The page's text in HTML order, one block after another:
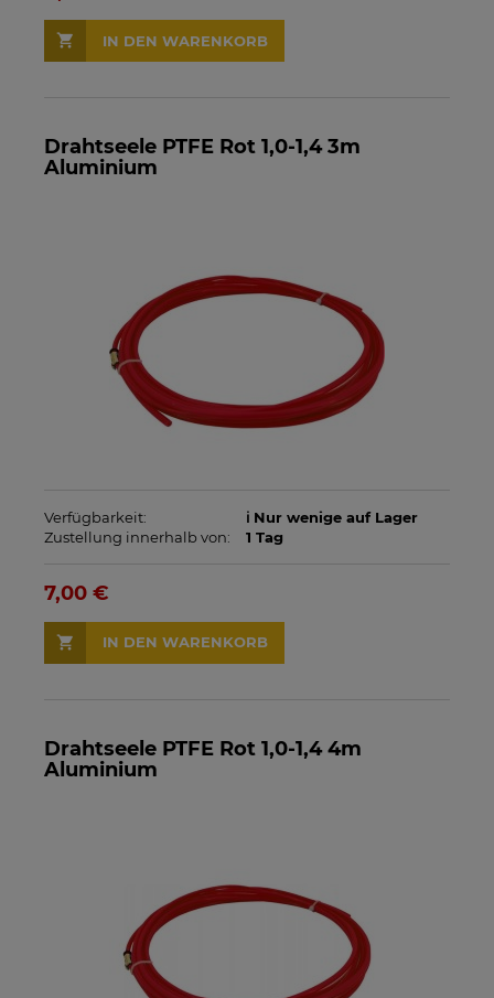
IN DEN WARENKORB
Drahtseele PTFE Rot 1,0-1,4 3m
Aluminium
Verfügbarkeit:
ℹ️ Nur wenige auf Lager
Zustellung innerhalb von:
1 Tag
7,00 €
IN DEN WARENKORB
Drahtseele PTFE Rot 1,0-1,4 4m
Aluminium